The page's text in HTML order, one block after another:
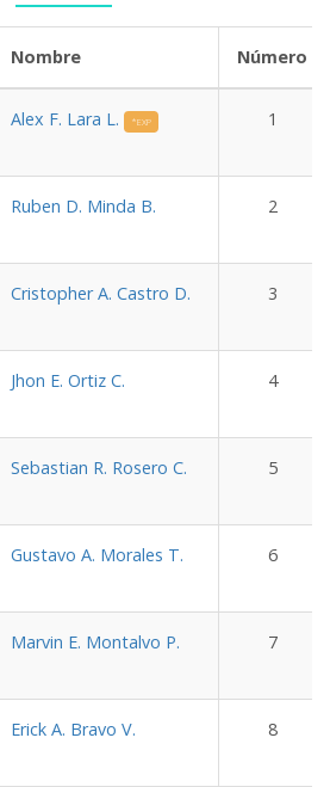
Nombre Número
Alex F. Lara L. *EXP 1
Ruben D. Minda B. 2
Cristopher A. Castro D. 3
Jhon E. Ortiz C. 4
Sebastian R. Rosero C. 5
Gustavo A. Morales T. 6
Marvin E. Montalvo P. 7
Erick A. Bravo V. 8